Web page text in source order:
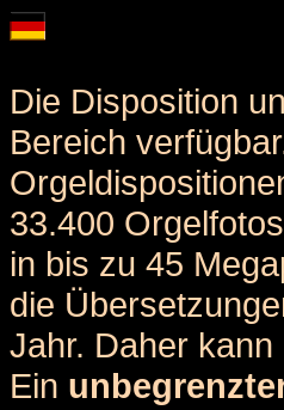
Die Disposition
Bereich
33.400 Orgelfotos
in bis zu 45
die
Jahr. Daher
Ein